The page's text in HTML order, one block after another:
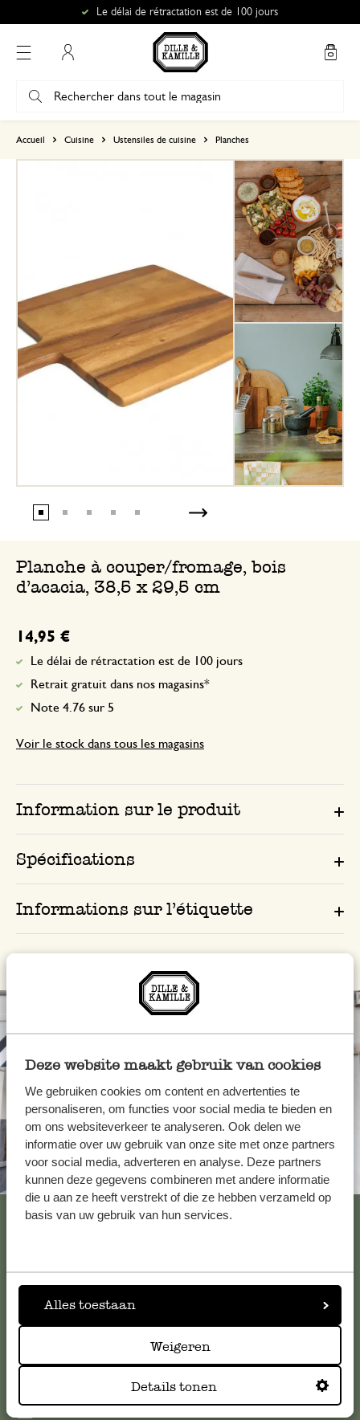
Deze website maakt gebruik van cookies
We gebruiken cookies om content en advertenties te
personaliseren, om functies voor social media te bieden en
om ons websiteverkeer te analyseren. Ook delen we
informatie over uw gebruik van onze site met onze partners
voor social media, adverteren en analyse. Deze partners
kunnen deze gegevens combineren met andere informatie
die u aan ze heeft verstrekt of die ze hebben verzameld op
basis van uw gebruik van hun services.
Alles toestaan
Weigeren
Details tonen
Le délai de rétractation est de 100 jours
Accueil Cuisine Ustensiles de cuisine Planches
Planche à couper/fromage, bois
d’acacia, 38,5 x 29,5 cm
14,95 €
Le délai de rétractation est de 100 jours
Retrait gratuit dans nos magasins*
Note 4.76 sur 5
Voir le stock dans tous les magasins
Information sur le produit
Spécifications
Informations sur l’étiquette
Toujours à proximité
Voir les 62 magasins
Service clientèle
Pour toute question ou demande de conseil ou d’aide,
veuillez contacter notre service clientèle. Ou retrouvez ici
nos réponses auxquestions les plus fréquemment posées.